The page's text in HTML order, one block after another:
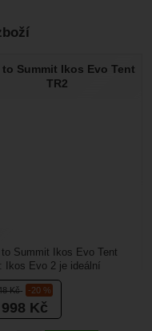
recenze.
to Summit Ikos Evo Tent
TR2
Kč -20 %
Kč
to Summit Ikos Evo Tent
Ikos Evo 2 je ideální
pro ty, kteří hledají
vnitřní...